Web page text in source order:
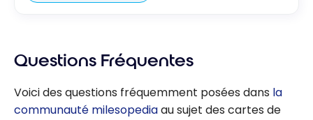
Questions Fréquentes
Voici des questions fréquemment posées dans la
communauté milesopediaau sujet des cartes de